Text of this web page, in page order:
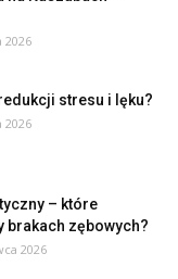
2026
stresu i lęku?
2026
– które
brakach zębowych?
2026